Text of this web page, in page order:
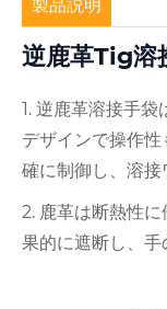
製品説明
逆鹿革Tig溶
1. 逆鹿革溶接手
デザインで操作
確に制御し、溶接
2. 鹿革は断熱性
果的に遮断し、手